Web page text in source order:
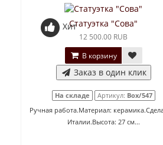
ХитСтатуэтка "Сова"
12 500.00 RUB
В корзину
Заказ в один клик
На складе Артикул: Box/547
Ручная работа.Материал:
Италии.Высота: 27 см...